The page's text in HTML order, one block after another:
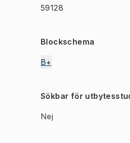
59128
Blockschema
B+
Sökbar för
Nej